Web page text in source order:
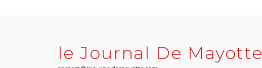
le Journal De Mayotte